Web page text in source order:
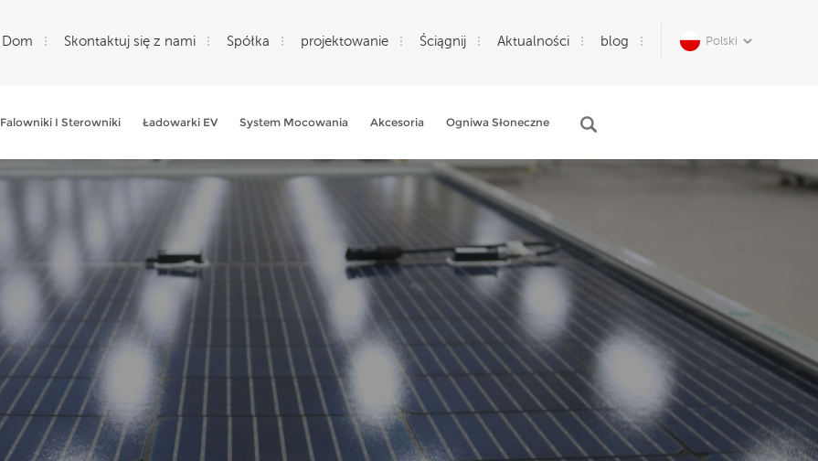
Polski
Dom Skontaktuj się z nami Spółka projektowanie Ściągnij Aktualności blog
Falowniki I Sterowniki Ładowarki EV System Mocowania Akcesoria Ogniwa Słoneczne
Czego Szukasz?